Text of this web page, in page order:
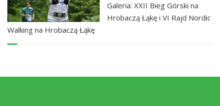
Galeria: XXII Bieg Górski na
Hrobaczą Łąkę i VI Rajd Nordic
Walking na Hrobaczą Łąkę